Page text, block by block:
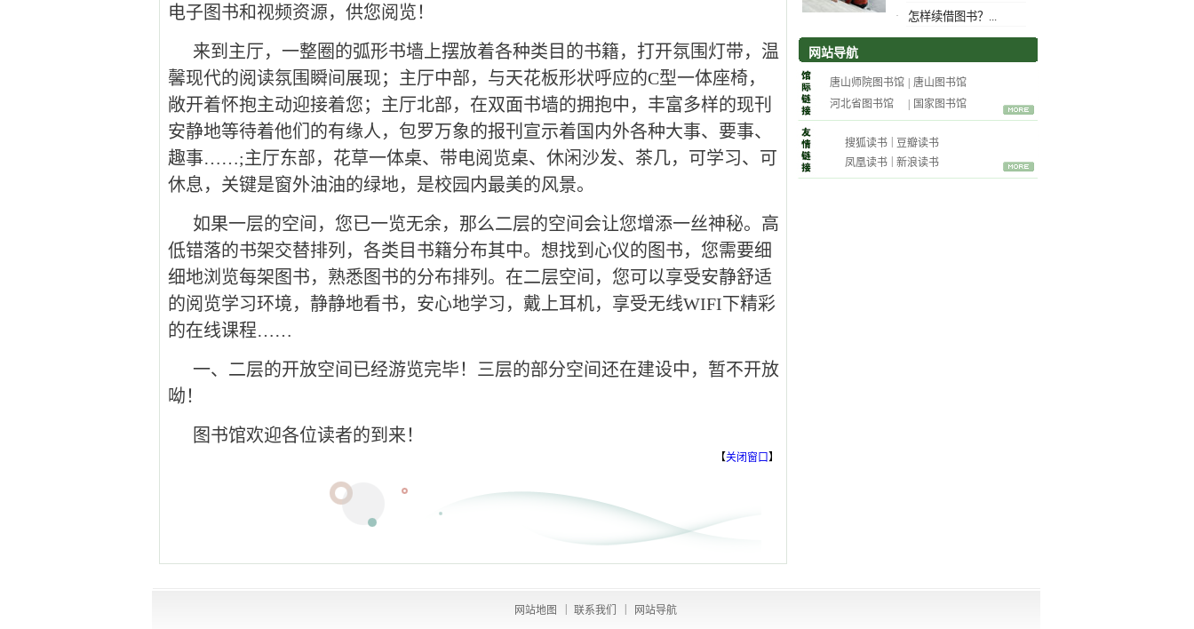
电子图书和视频资源，供您阅览！
来到主厅，一整圈的弧形书墙上摆放着各种类目的书籍，打开氛围灯带，温
馨现代的阅读氛围瞬间展现；主厅中部，与天花板形状呼应的C型一体座椅，
敞开着怀抱主动迎接着您；主厅北部，在双面书墙的拥抱中，丰富多样的现刊
安静地等待着他们的有缘人，包罗万象的报刊宣示着国内外各种大事、要事、
趣事……;主厅东部，花草一体桌、带电阅览桌、休闲沙发、茶几，可学习、可
休息，关键是窗外油油的绿地，是校园内最美的风景。
如果一层的空间，您已一览无余，那么二层的空间会让您增添一丝神秘。高
低错落的书架交替排列，各类目书籍分布其中。想找到心仪的图书，您需要细
细地浏览每架图书，熟悉图书的分布排列。在二层空间，您可以享受安静舒适
的阅览学习环境，静静地看书，安心地学习，戴上耳机，享受无线WIFI下精彩
的在线课程……
一、二层的开放空间已经游览完毕！三层的部分空间还在建设中，暂不开放
呦！
图书馆欢迎各位读者的到来！
【关闭窗口】
· 怎样续借图书？...
网站导航
唐山师院图书馆
唐山图书馆
河北省图书馆
国家图书馆
搜狐读书
豆瓣读书
凤凰读书
新浪读书
网站地图 联系我们 网站导航